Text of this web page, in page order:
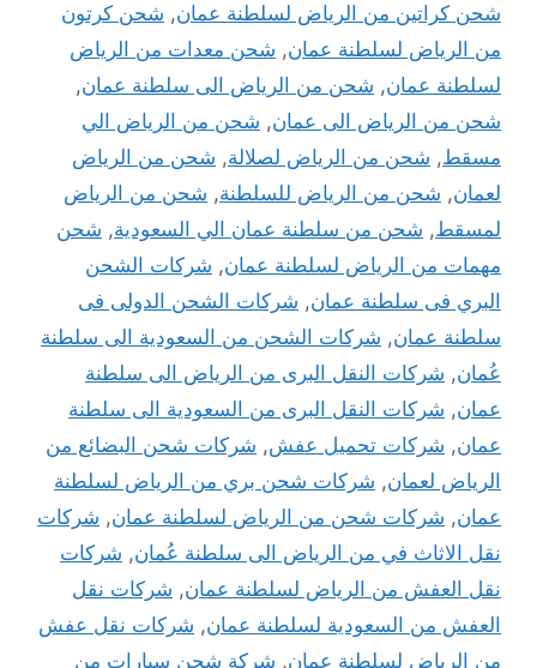
شحن كراتين من الرياض لسلطنة عمان, شحن كرتون
من الرياض لسلطنة عمان, شحن معدات من الرياض
لسلطنة عمان, شحن من الرياض الى سلطنة عمان,
شحن من الرياض الى عمان, شحن من الرياض الي
مسقط, شحن من الرياض لصلالة, شحن من الرياض
لعمان, شحن من الرياض للسلطنة, شحن من الرياض
لمسقط, شحن من سلطنة عمان الي السعودية, شحن
مهمات من الرياض لسلطنة عمان, شركات الشحن
البري فى سلطنة عمان, شركات الشحن الدولى فى
سلطنة عمان, شركات الشحن من السعودية الى سلطنة
عُمان, شركات النقل البرى من الرياض الى سلطنة
عمان, شركات النقل البرى من السعودية الى سلطنة
عمان, شركات تحميل عفش, شركات شحن البضائع من
الرياض لعمان, شركات شحن بري من الرياض لسلطنة
عمان, شركات شحن من الرياض لسلطنة عمان, شركات
نقل الاثاث في من الرياض الى سلطنة عُمان, شركات
نقل العفش من الرياض لسلطنة عمان, شركات نقل
العفش من السعودية لسلطنة عمان, شركات نقل عفش
من الرياض لسلطنة عمان, شركة شحن سيارات من